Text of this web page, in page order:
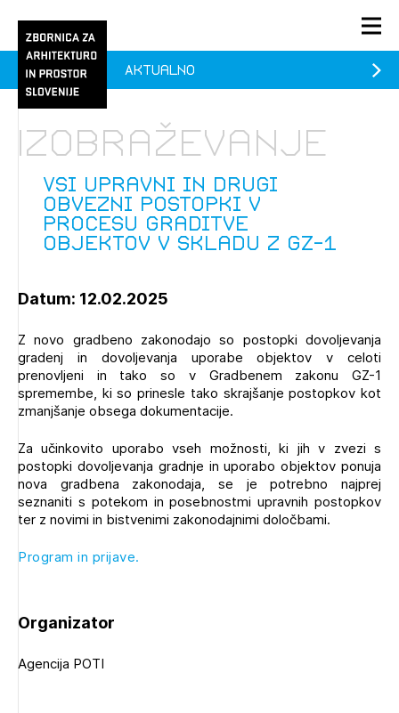
PRIJAVA
Članstvo
Praksa
O ZAPS
1/1
Pozdravljeni
Prijavite se s svojim ZAPS uporabniškim imenom in geslom.
PRIJAVITE SE
POZABLJENO GESLO
REGISTRIRAJTE SE
Vsi upravni in drugi
obvezni postopki v
procesu graditve
objektov v skladu z GZ-1
Izobraževanje
Aktualno
Datum: 12.02.2025
Z novo gradbeno zakonodajo so postopki dovoljevanja
gradenj in dovoljevanja uporabe objektov v celoti
prenovljeni in tako so v Gradbenem zakonu GZ-1
spremembe, ki so prinesle tako skrajšanje postopkov kot
zmanjšanje obsega dokumentacije.
Za učinkovito uporabo vseh možnosti, ki jih v zvezi s
postopki dovoljevanja gradnje in uporabo objektov ponuja
nova gradbena zakonodaja, se je potrebno najprej
seznaniti s potekom in posebnostmi upravnih postopkov
ter z novimi in bistvenimi zakonodajnimi določbami.
Program in prijave.
Organizator
Agencija POTI
1/1
prijava
Vsi upravni in drugi obvezni postopki v procesu
PRIJAVITE SE
1/2
Prijava na novičnik
Ostanite na tekočem z novicami in se naročite na
Mesečni novičnik
Novičnik izobraževanj
Novičnik natečajev
Tedenski novičnik javnih naročil
Dnevne medijske objave